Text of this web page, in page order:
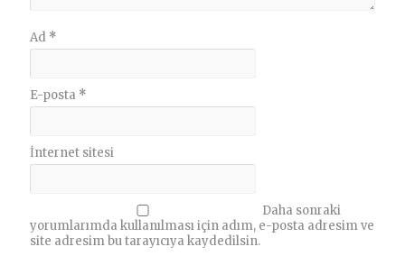
Ad *
E-posta *
İnternet sitesi
Daha sonraki
yorumlarımda kullanılması için adım, e-posta adresim ve
site adresim bu tarayıcıya kaydedilsin.